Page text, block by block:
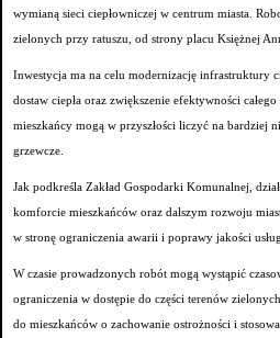
wymianą sieci ciepłowniczej w centrum miasta.
zielonych przy ratuszu, od strony placu Księżnej
Inwestycja ma na celu modernizację infrastruktury
dostaw ciepła oraz zwiększenie efektywności
mieszkańcy mogą w przyszłości liczyć na bardziej
grzewcze.
Jak podkreśla Zakład Gospodarki Komunalnej,
komforcie mieszkańców oraz dalszym rozwoju
w stronę ograniczenia awarii i poprawy jakości
W czasie prowadzonych robót mogą wystąpić
ograniczenia w dostępie do części terenów
do mieszkańców o zachowanie ostrożności i